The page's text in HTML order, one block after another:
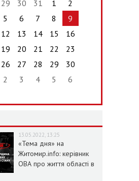
29 30 31 1
2
5 6 7 8
9
12 13 14 15
16
19 20 21 22
23
26 27 28 29
30
2 3 4 5 6
13.05.2022, 13:25
«Тема дня» на
Житомир.info: керівник
ОВА про життя області в